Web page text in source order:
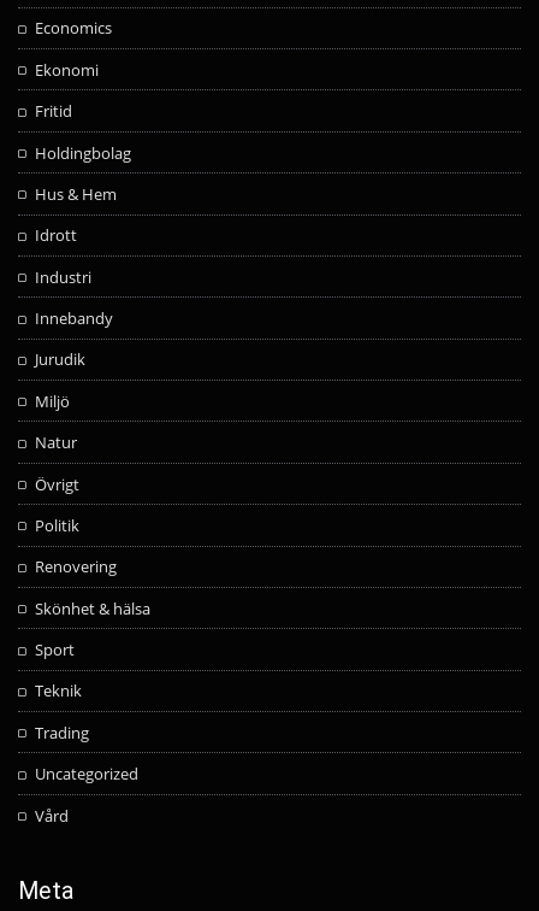
Economics
Ekonomi
Fritid
Holdingbolag
Hus & Hem
Idrott
Industri
Innebandy
Jurudik
Miljö
Natur
Övrigt
Politik
Renovering
Skönhet & hälsa
Sport
Teknik
Trading
Uncategorized
Vård
Meta